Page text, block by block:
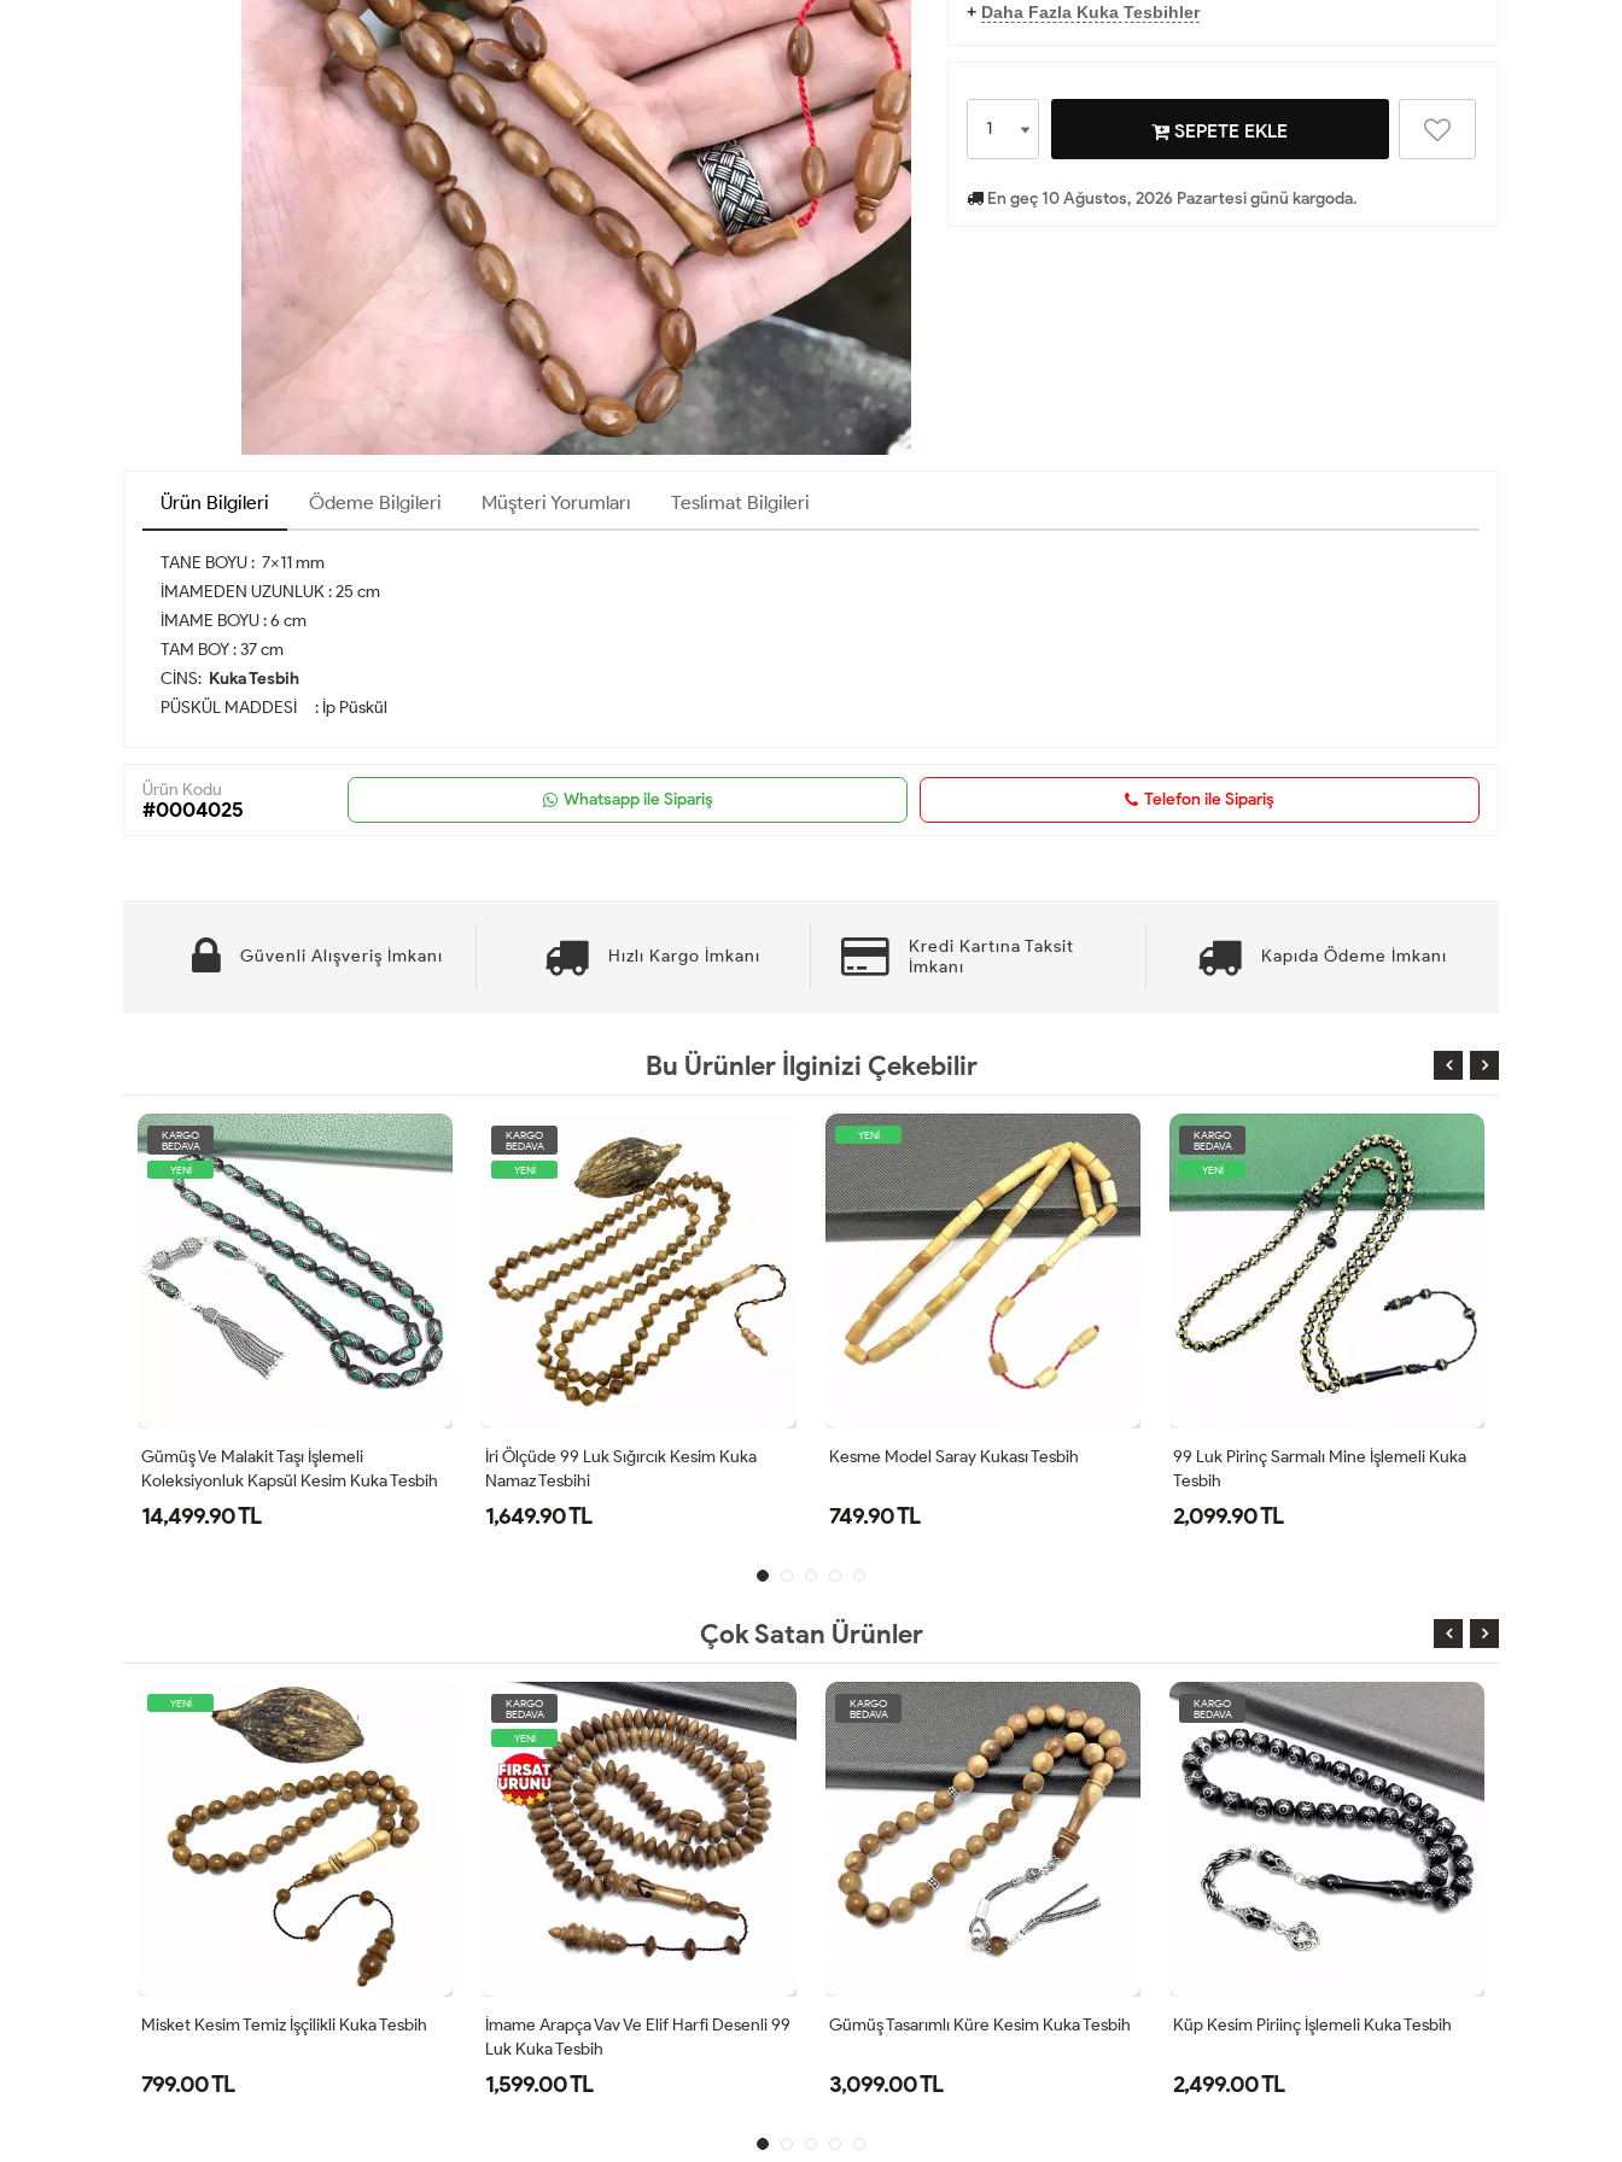
+ Daha Fazla Kuka Tesbihler
SEPETE EKLE
En geç 10 Ağustos, 2026 Pazartesi günü kargoda.
Ürün Bilgileri Ödeme Bilgileri Müşteri Yorumları Teslimat Bilgileri
TANE BOYU : 7x11 mm
İMAMEDEN UZUNLUK : 25 cm
İMAME BOYU : 6 cm
TAM BOY : 37 cm
CİNS: Kuka Tesbih
PÜSKÜL MADDESİ : İp Püskül
Ürün Kodu
#0004025 Whatsapp ile Sipariş Telefon ile Sipariş
Güvenli Alışveriş İmkanı Hızlı Kargo İmkanı
Kredi Kartına Taksit
İmkanı
Kapıda Ödeme İmkanı
Bu Ürünler İlginizi Çekebilir
KARGO
BEDAVA
YENİ
Gümüş Ve Malakit Taşı İşlemeli
Koleksiyonluk Kapsül Kesim Kuka Tesbih
14,499.90 TL
KARGO
BEDAVA
YENİ
İri Ölçüde 99 Luk Sığırcık Kesim Kuka
Namaz Tesbihi
1,649.90 TL
YENİ
Kesme Model Saray Kukası Tesbih
749.90 TL
KARGO
BEDAVA
YENİ
99 Luk Pirinç Sarmalı Mine İşlemeli Kuka
Tesbih
2,099.90 TL
Çok Satan Ürünler
YENİ
Misket Kesim Temiz İşçilikli Kuka Tesbih
799.00 TL
KARGO
BEDAVA
YENİ
İmame Arapça Vav Ve Elif Harfi Desenli 99
Luk Kuka Tesbih
1,599.00 TL
KARGO
BEDAVA
Gümüş Tasarımlı Küre Kesim Kuka Tesbih
3,099.00 TL
KARGO
BEDAVA
Küp Kesim Piriinç İşlemeli Kuka Tesbih
2,499.00 TL